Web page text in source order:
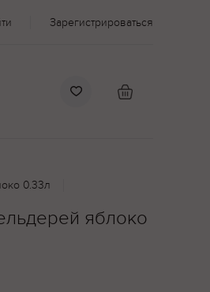
Зарегистрироваться
0.33л
яблоко